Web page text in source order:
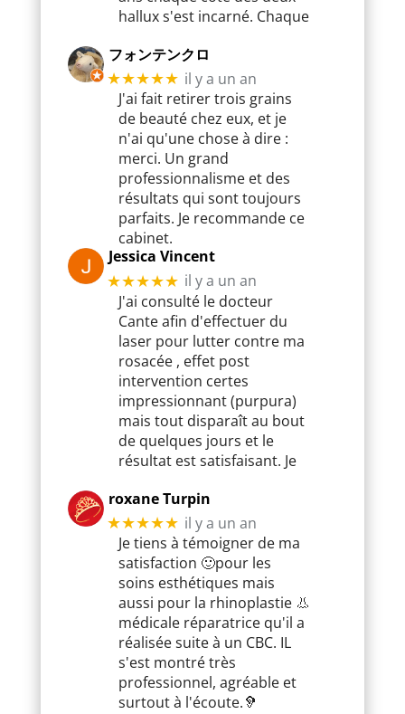
hallux s'est incarné. Chaque
フォンテンクロ
★★★★★ il y a un an
J'ai fait retirer trois grains
de beauté chez eux, et je
n'ai qu'une chose à dire :
merci. Un grand
professionnalisme et des
résultats qui sont toujours
parfaits. Je recommande ce
cabinet.
Jessica Vincent
★★★★★ il y a un an
J'ai consulté le docteur
Cante afin d'effectuer du
laser pour lutter contre ma
rosacée , effet post
intervention certes
impressionnant (purpura)
mais tout disparaît au bout
de quelques jours et le
résultat est satisfaisant. Je
roxane Turpin
★★★★★ il y a un an
Je tiens à témoigner de ma
satisfaction 🙂pour les
soins esthétiques mais
aussi pour la rhinoplastie 👃
médicale réparatrice qu'il a
réalisée suite à un CBC. IL
s'est montré très
professionnel, agréable et
surtout à l'écoute.🦻